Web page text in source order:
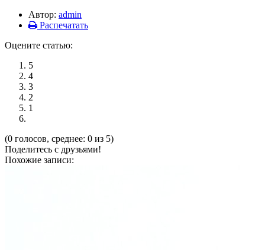
Автор: admin
Распечатать
Оцените статью:
5
4
3
2
1
(0 голосов, среднее: 0 из 5)
Поделитесь с друзьями!
Похожие записи: